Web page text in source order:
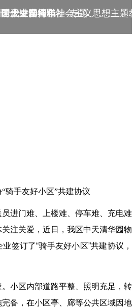
成立75周年
三中全会精神_专题
大讲堂--理论
十大精神
代中国特色社会主义思想主题
骑手友好小区”共建协议
进门难、上楼难、停车难、充电难
注关爱，近日，我区中天清华园物
签订了“骑手友好小区”共建协议，
小区内部道路平整、照明充足，转
备，在小区亭、廊等公共区域因地